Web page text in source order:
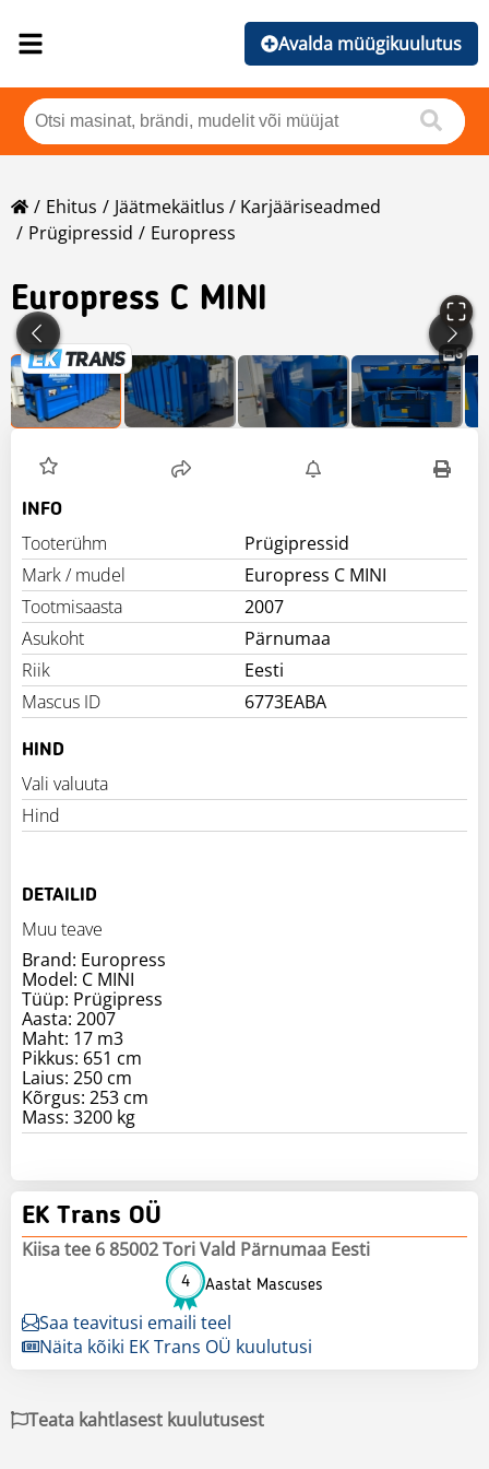
Avalda müügikuulutus
Ehitus
Jäätmekäitlus / Karjääriseadmed
Prügipressid
Europress
Europress C MINI
6
INFO
Tooterühm
Prügipressid
Mark / mudel
Europress C MINI
Tootmisaasta
2007
Asukoht
Pärnumaa
Riik
Eesti
Mascus ID
6773EABA
HIND
Vali valuuta
Hind
DETAILID
Muu teave
Brand: Europress
Model: C MINI
Tüüp: Prügipress
Aasta: 2007
Maht: 17 m3
Pikkus: 651 cm
Laius: 250 cm
Kõrgus: 253 cm
Mass: 3200 kg
EK Trans OÜ
Kiisa tee 6 85002 Tori Vald Pärnumaa Eesti
4 Aastat Mascuses
Saa teavitusi emaili teel
Näita kõiki EK Trans OÜ kuulutusi
Teata kahtlasest kuulutusest